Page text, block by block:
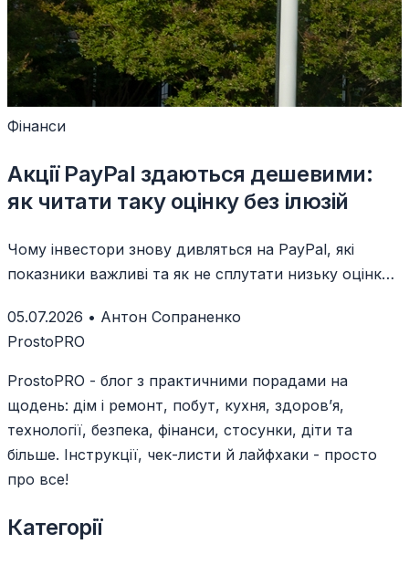
Фінанси
Акції PayPal здаються дешевими:
як читати таку оцінку без ілюзій
Чому інвестори знову дивляться на PayPal, які
показники важливі та як не сплутати низьку оцінку з
05.07.2026 • Антон Сопраненко
ProstoPRO
ProstoPRO - блог з практичними порадами на
щодень: дім і ремонт, побут, кухня, здоров’я,
технології, безпека, фінанси, стосунки, діти та
більше. Інструкції, чек-листи й лайфхаки - просто
про все!
Категорії